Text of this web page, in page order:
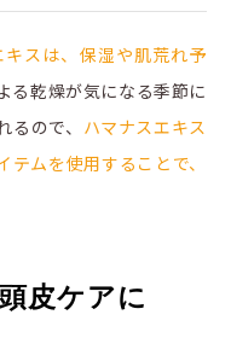
スは、保湿や肌荒れ予
る乾燥が気になる季節に
ので、 ハマナスエキス
ムを使用することで、
皮ケアに